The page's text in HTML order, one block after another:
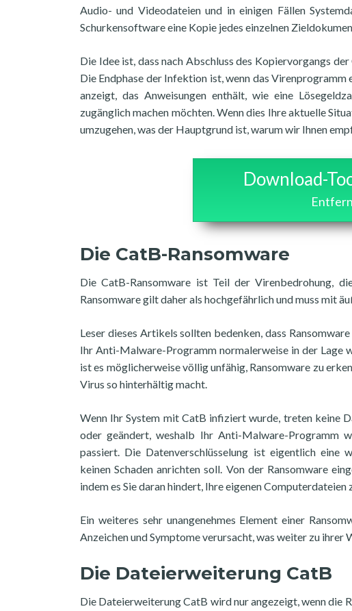
Audio- und Videodateien und in einigen Fällen
Schurkensoftware eine Kopie jedes einzelnen
Die Idee ist, dass nach Abschluss des Kopiervorgangs
Die Endphase der Infektion ist, wenn das
anzeigt, das Anweisungen enthält, wie eine
zugänglich machen möchten. Wenn dies Ihre aktuelle
umzugehen, was der Hauptgrund ist, warum wir Ihnen
Download-
Die CatB-Ransomware
Die CatB-Ransomware ist Teil der Virenbedrohung,
Ransomware gilt daher als hochgefährlich und muss mit
Leser dieses Artikels sollten bedenken, dass
Ihr Anti-Malware-Programm normalerweise in der Lage
ist es möglicherweise völlig unfähig, Ransomware zu
Virus so hinterhältig macht.
Wenn Ihr System mit CatB infiziert wurde, treten keine
oder geändert, weshalb Ihr Anti-Malware-Programm
passiert. Die Datenverschlüsselung ist eigentlich eine
keinen Schaden anrichten soll. Von der Ransomware
indem es Sie daran hindert, Ihre eigenen
Ein weiteres sehr unangenehmes Element einer
Anzeichen und Symptome verursacht, was weiter zu
Die Dateierweiterung CatB
Die Dateierweiterung CatB wird nur angezeigt, wenn die